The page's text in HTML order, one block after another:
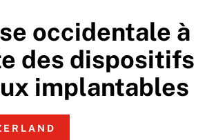
occidentale à
des dispositifs
implantables